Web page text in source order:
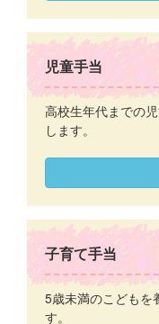
児童手当
高校生年代までの
します。
子育て手当
5歳未満のこどもを
す。